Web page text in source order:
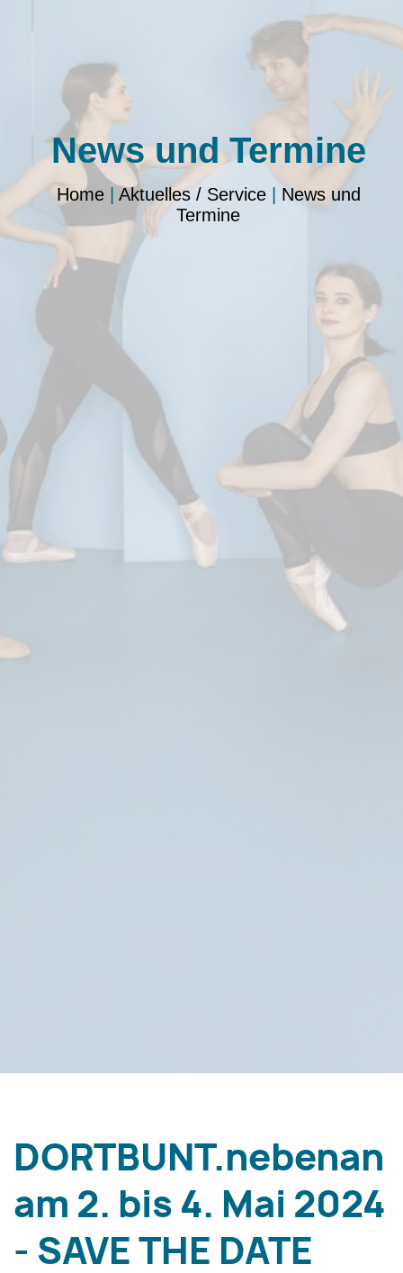
News und Termine
Home| Aktuelles / Service| News und
Termine
DORTBUNT.nebenan
am 2. bis 4. Mai 2024
- SAVE THE DATE